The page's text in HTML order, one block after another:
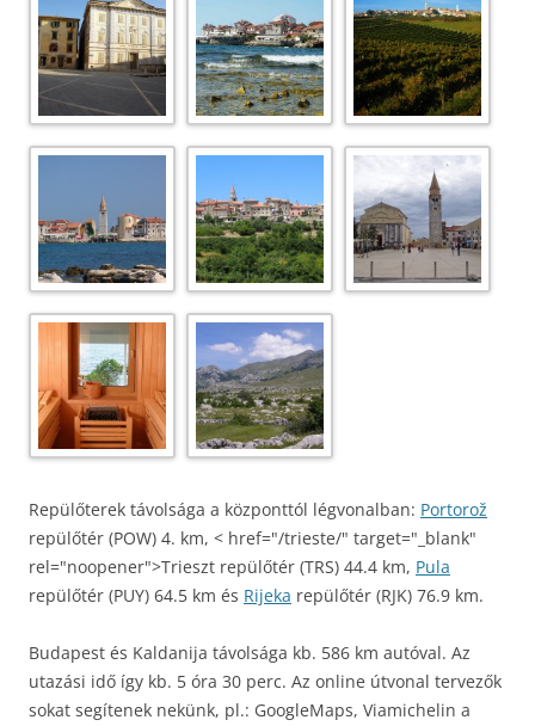
Repülőterek távolsága a központtól légvonalban: Portorož
repülőtér (POW) 4. km, < href="/trieste/" target="_blank"
rel="noopener">Trieszt repülőtér (TRS) 44.4 km, Pula
repülőtér (PUY) 64.5 km és Rijeka repülőtér (RJK) 76.9 km.
Budapest és Kaldanija távolsága kb. 586 km autóval. Az
utazási idő így kb. 5 óra 30 perc. Az online útvonal tervezők
sokat segítenek nekünk, pl.: GoogleMaps, Viamichelin a